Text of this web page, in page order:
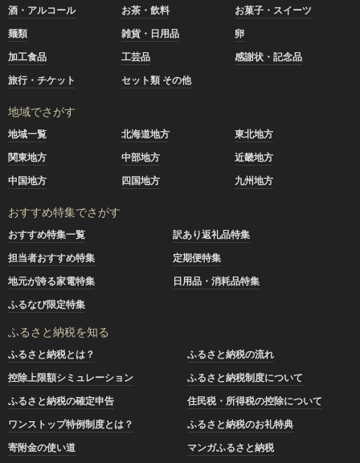
酒・アルコール
お茶・飲料
お菓子・スイーツ
麺類
雑貨・日用品
卵
加工食品
工芸品
感謝状・記念品
旅行・チケット
セット類 その他
地域でさがす
地域一覧 北海道地方
東北地方
関東地方
中部地方
近畿地方
中国地方
四国地方 九州地方
おすすめ特集でさがす
おすすめ特集一覧
訳あり返礼品特集
担当者おすすめ特集
定期便特集
地元が誇る家電特集
日用品・消耗品特集
ふるなび限定特集
ふるさと納税を知る
ふるさと納税とは？
ふるさと納税の流れ
控除上限額シミュレーション
ふるさと納税制度について
ふるさと納税の確定申告
住民税・所得税の控除について
ワンストップ特例制度とは？
ふるさと納税のお礼特典
寄附金の使い道
マンガふるさと納税